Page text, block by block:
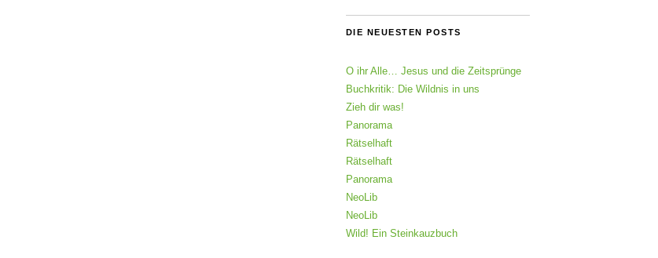
DIE NEUESTEN POSTS
O ihr Alle… Jesus und die Zeitsprünge
Buchkritik: Die Wildnis in uns
Zieh dir was!
Panorama
Rätselhaft
Rätselhaft
Panorama
NeoLib
NeoLib
Wild! Ein Steinkauzbuch